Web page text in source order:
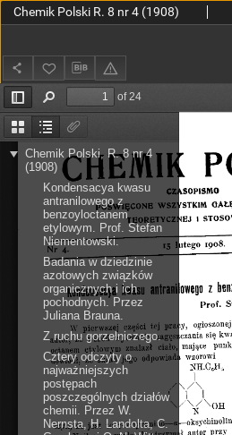
Chemik Polski R. 8 nr 4 (1908)